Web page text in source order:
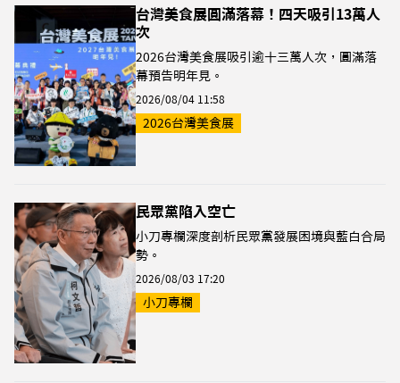
台灣美食展圓滿落幕！四天吸引13萬人
次
2026台灣美食展吸引逾十三萬人次，圓滿落
幕預告明年見。
2026/08/04 11:58
2026台灣美食展
民眾黨陷入空亡
小刀專欄深度剖析民眾黨發展困境與藍白合局
勢。
2026/08/03 17:20
小刀專欄